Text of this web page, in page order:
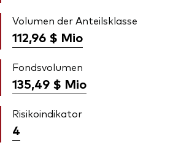
Volumen der Anteilsklasse
112,96 $ Mio
Fondsvolumen
135,49 $ Mio
Risikoindikator
4